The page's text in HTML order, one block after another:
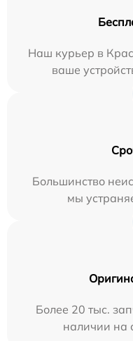
Наш курьер в
ваше
Большинство
мы
Более 20 тыс.
наличии на